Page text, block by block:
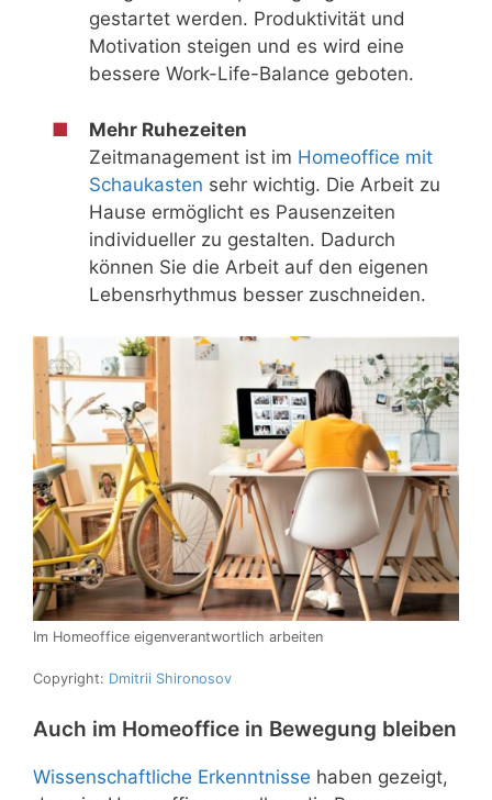
gestartet werden. Produktivität und
Motivation steigen und es wird eine
bessere Work-Life-Balance geboten.
Mehr Ruhezeiten
Zeitmanagement ist im Homeoffice mit
Schaukasten sehr wichtig. Die Arbeit zu
Hause ermöglicht es Pausenzeiten
individueller zu gestalten. Dadurch
können Sie die Arbeit auf den eigenen
Lebensrhythmus besser zuschneiden.
Im Homeoffice eigenverantwortlich arbeiten
Copyright: Dmitrii Shironosov
Auch im Homeoffice in Bewegung bleiben
Wissenschaftliche Erkenntnisse haben gezeigt,